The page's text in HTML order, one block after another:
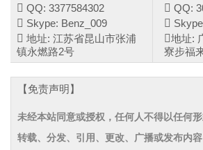
QQ: 3377584302
Skype: Benz_009
地址: 江苏省昆山市张浦
镇永燃路2号
QQ:
地址:
寮步福
【免责声明】
未经本站同意或授权，任何人不得以任何形
转载、分发、引用、更改、广播或发布内